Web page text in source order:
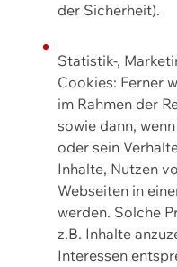
der Sicherheit).
Statistik-,
Cookies: Ferner
im Rahmen der
sowie dann,
oder sein
Inhalte, Nutzen
Webseiten in
werden. Solche
z.B. Inhalte
Interessen